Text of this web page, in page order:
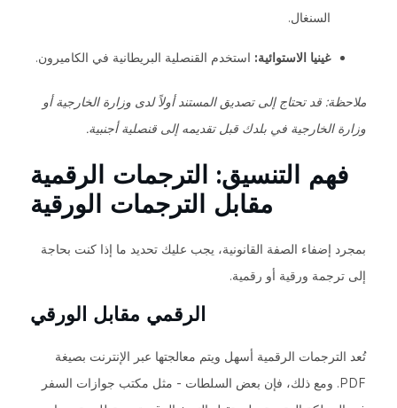
السنغال.
غينيا الاستوائية: استخدم القنصلية البريطانية في الكاميرون.
ملاحظة: قد تحتاج إلى تصديق المستند أولاً لدى وزارة الخارجية أو
وزارة الخارجية في بلدك قبل تقديمه إلى قنصلية أجنبية.
فهم التنسيق: الترجمات الرقمية
مقابل الترجمات الورقية
بمجرد إضفاء الصفة القانونية، يجب عليك تحديد ما إذا كنت بحاجة
إلى ترجمة ورقية أو رقمية.
الرقمي مقابل الورقي
تُعد الترجمات الرقمية أسهل ويتم معالجتها عبر الإنترنت بصيغة
PDF. ومع ذلك، فإن بعض السلطات - مثل مكتب جوازات السفر